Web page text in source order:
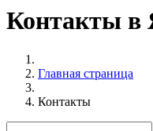
Контакты в
Главная страница
Контакты